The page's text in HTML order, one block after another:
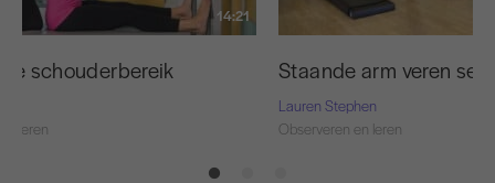
14:21
je schouderbereik
leren
Staande arm veren
Lauren Stephen
Observeren en leren